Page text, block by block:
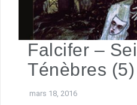
Falcifer –
Ténèbres (5)
mars 18, 2016